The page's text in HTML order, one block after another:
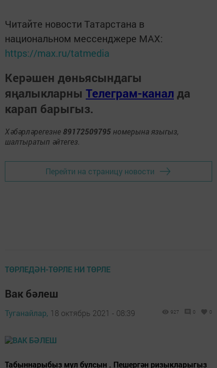
Читайте новости Татарстана в
национальном мессенджере MАХ:
https://max.ru/tatmedia
Керәшен дөньясындагы
яңалыкларны Телеграм-канал да
карап барыгыз.
Хәбәрләрегезне 89172509795 номерына языгыз,
шалтыратып әйтегез.
Перейти на страницу новости
ТӨРЛЕДӘН-ТӨРЛЕ НИ ТӨРЛЕ
Вак бәлеш
Туганайлар, 18 октябрь 2021 - 08:39 927 0 0
Табыннарыбыз мул булсын . Пешергән ризыкларыгыз